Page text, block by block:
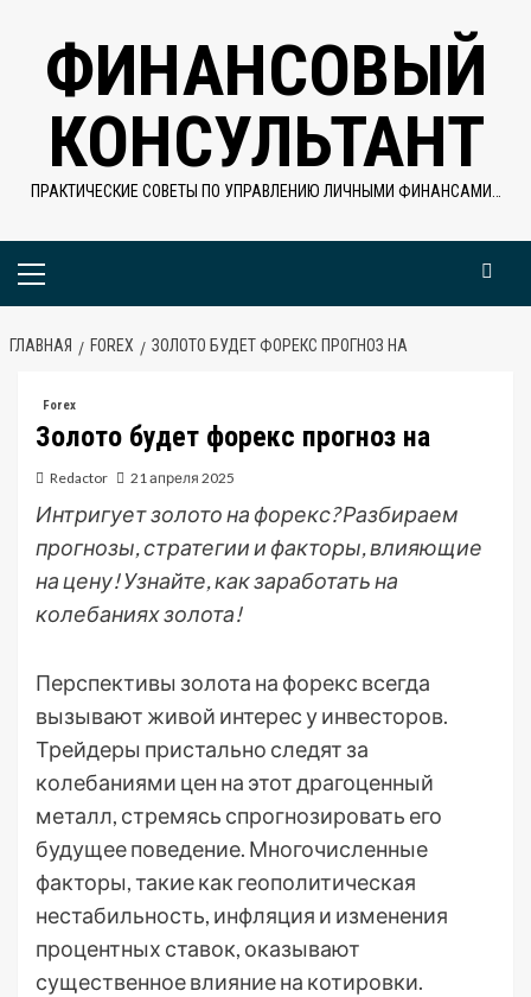
содержимому
ФИНАНСОВЫЙ
КОНСУЛЬТАНТ
ПРАКТИЧЕСКИЕ СОВЕТЫ ПО УПРАВЛЕНИЮ ЛИЧНЫМИ ФИНАНСАМИ…
Основное
ГЛАВНАЯ FOREX ЗОЛОТО БУДЕТ ФОРЕКС ПРОГНОЗ НА
Forex
Золото будет форекс прогноз на
Redactor 21 апреля 2025
Интригует золото на форекс? Разбираем
прогнозы, стратегии и факторы, влияющие
на цену! Узнайте, как заработать на
колебаниях золота!
Перспективы золота на форекс всегда
вызывают живой интерес у инвесторов.
Трейдеры пристально следят за
колебаниями цен на этот драгоценный
металл, стремясь спрогнозировать его
будущее поведение. Многочисленные
факторы, такие как геополитическая
нестабильность, инфляция и изменения
процентных ставок, оказывают
существенное влияние на котировки.